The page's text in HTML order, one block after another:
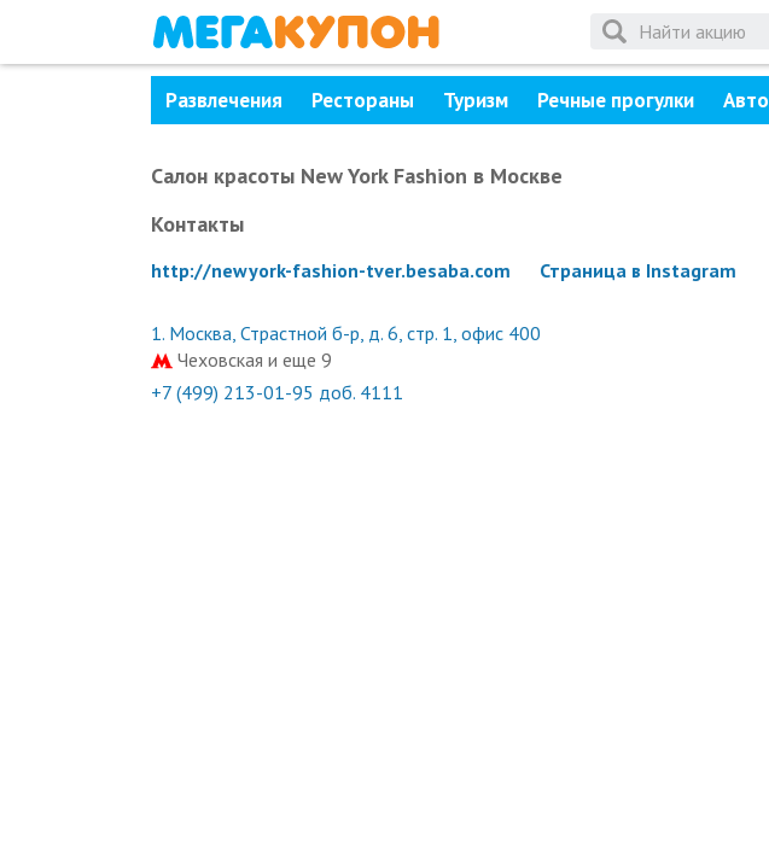
Развлечения Рестораны Туризм Речные прогулки Авто
Салон красоты New York Fashion в Москве
Контакты
http://newyork-fashion-tver.besaba.com Страница в Instagram
1. Москва, Страстной б-р, д. 6, стр. 1, офис 400
Чеховская и еще 9
+7 (499) 213-01-95 доб. 4111